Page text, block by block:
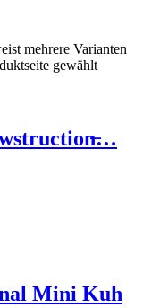
mehrere Varianten
gewählt
Mini Kuh